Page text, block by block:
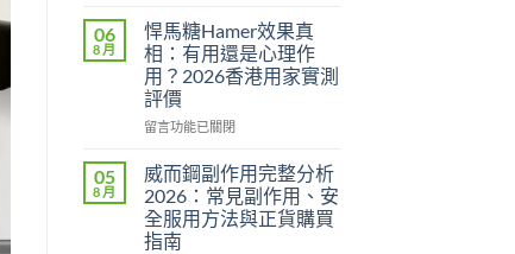
利
勁
用
法
用
量
整
教
學：
幾
時
06
8 月
悍馬糖Hamer效果真
相：有用還是心理作
用？2026香港用家實測
評價
在
馬
糖
Hamer
效
果
留言功能已關閉
05
8 月
威而鋼副作用完整分析
2026：常見副作用、安
全服用方法與正貨購買
指南